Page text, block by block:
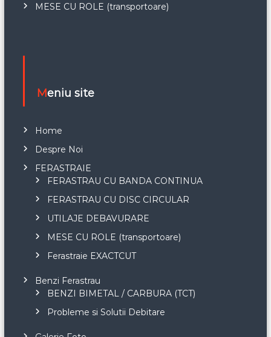
MESE CU ROLE (transportoare)
Meniu site
Home
Despre Noi
FERASTRAIE
FERASTRAU CU BANDA CONTINUA
FERASTRAU CU DISC CIRCULAR
UTILAJE DEBAVURARE
MESE CU ROLE (transportoare)
Ferastraie EXACTCUT
Benzi Ferastrau
BENZI BIMETAL / CARBURA (TCT)
Probleme si Solutii Debitare